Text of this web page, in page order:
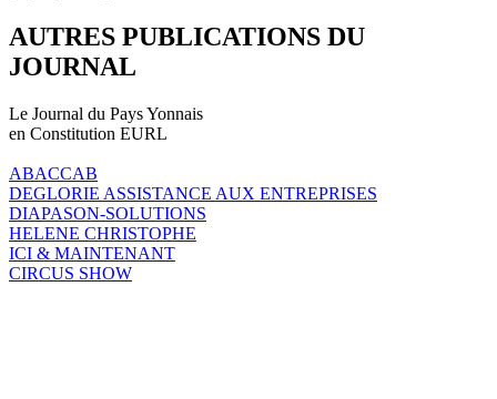
AUTRES PUBLICATIONS DU
JOURNAL
Le Journal du Pays Yonnais
en Constitution EURL
ABACCAB
DEGLORIE ASSISTANCE AUX ENTREPRISES
DIAPASON-SOLUTIONS
HELENE CHRISTOPHE
ICI & MAINTENANT
CIRCUS SHOW